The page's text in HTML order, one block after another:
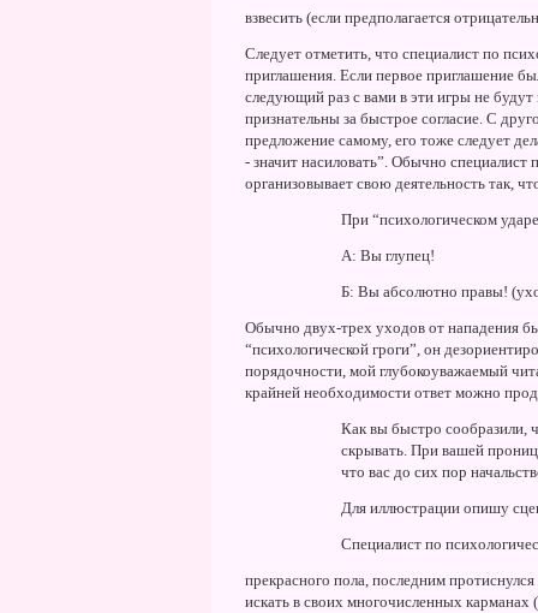
взвесить (если предполагается
Следует отметить, что специалист по
приглашения. Если первое приглашение
следующий раз с вами в эти игры не
признательны за быстрое согласие. С
предложение самому, его тоже следует
- значит насиловать”. Обычно специалист
организовывает свою деятельность так,
При “психологическом
А: Вы глупец!
Б: Вы абсолютно правы!
Обычно двух-трех уходов от нападения
“психологической гроги”, он
порядочности, мой глубокоуважаемый
крайней необходимости ответ можно
Как вы быстро сообразили,
скрывать. При вашей
что вас до сих пор
Для иллюстрации опишу
Специалист по
прекрасного пола, последним
искать в своих многочисленных